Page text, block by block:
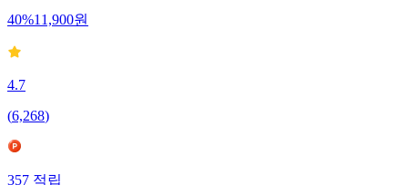
40%11,900원
4.7
(6,268)